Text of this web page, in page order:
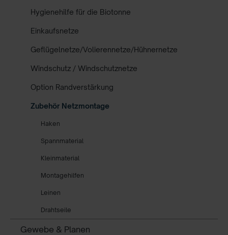
Hygienehilfe für die Biotonne
Einkaufsnetze
Geflügelnetze/Volierennetze/Hühnernetze
Windschutz / Windschutznetze
Option Randverstärkung
Zubehör Netzmontage
Haken
Spannmaterial
Kleinmaterial
Montagehilfen
Leinen
Drahtseile
Gewebe & Planen